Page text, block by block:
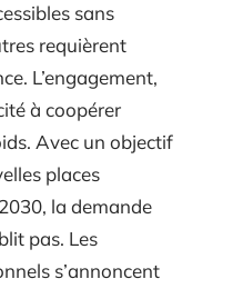
sans
requièrent
L’engagement,
à coopérer
Avec un objectif
places
la demande
pas. Les
s’annoncent